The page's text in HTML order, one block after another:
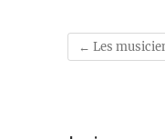
← Les